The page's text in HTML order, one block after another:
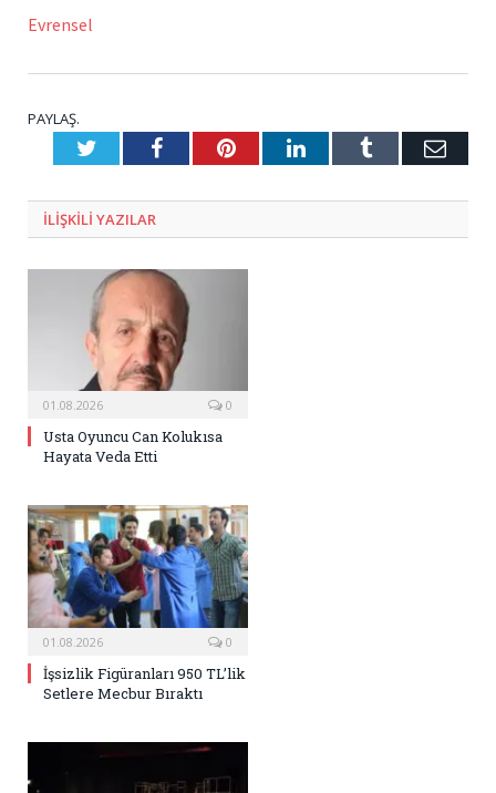
Evrensel
PAYLAŞ.
TwitterFacebookPinterestLinkedInTumblr E-
ILIŞKILI YAZILAR
01.08.2026 0
Usta Oyuncu Can Kolukısa
Hayata Veda Etti
01.08.2026 0
İşsizlik Figüranları 950 TL’lik
Setlere Mecbur Bıraktı